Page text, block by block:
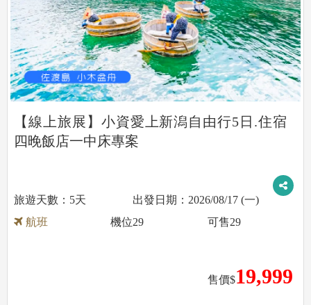
【線上旅展】小資愛上新潟自由行5日.住宿
四晚飯店一中床專案
5天
2026/08/17 (一)
航班
售價$19,999
機位29 可售29